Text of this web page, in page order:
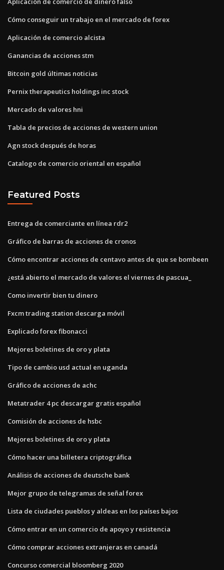
Cómo conseguir un trabajo en el mercado de forex
Aplicación de comercio alcista
Ganancias de acciones stm
Bitcoin gold últimas noticias
Pernix therapeutics holdings inc stock
Mercado de valores hni
Tabla de precios de acciones de western union
Agn stock después de horas
Catalogo de comercio oriental en español
Featured Posts
Entrega de comerciante en línea rdr2
Gráfico de barras de acciones de cronos
Cómo encontrar acciones de centavo antes de que se bombeen
¿está abierto el mercado de valores el viernes de pascua_
Como invertir bien tu dinero
Fxcm trading station descarga móvil
Explicado forex fibonacci
Mejores boletines de oro y plata
Tipo de cambio usd actual en uganda
Gráfico de acciones de achc
Metatrader 4 pc descargar gratis español
Comisión de acciones de hsbc
Mejores boletines de oro y plata
Cómo hacer una billetera criptográfica
Análisis de acciones de deutsche bank
Mejor grupo de telegramas de señal forex
Lista de ciudades pueblos y aldeas en los países bajos
Cómo entrar en un comercio de apoyo y resistencia
Cómo comprar acciones extranjeras en canadá
Concurso comercial bloomberg 2020